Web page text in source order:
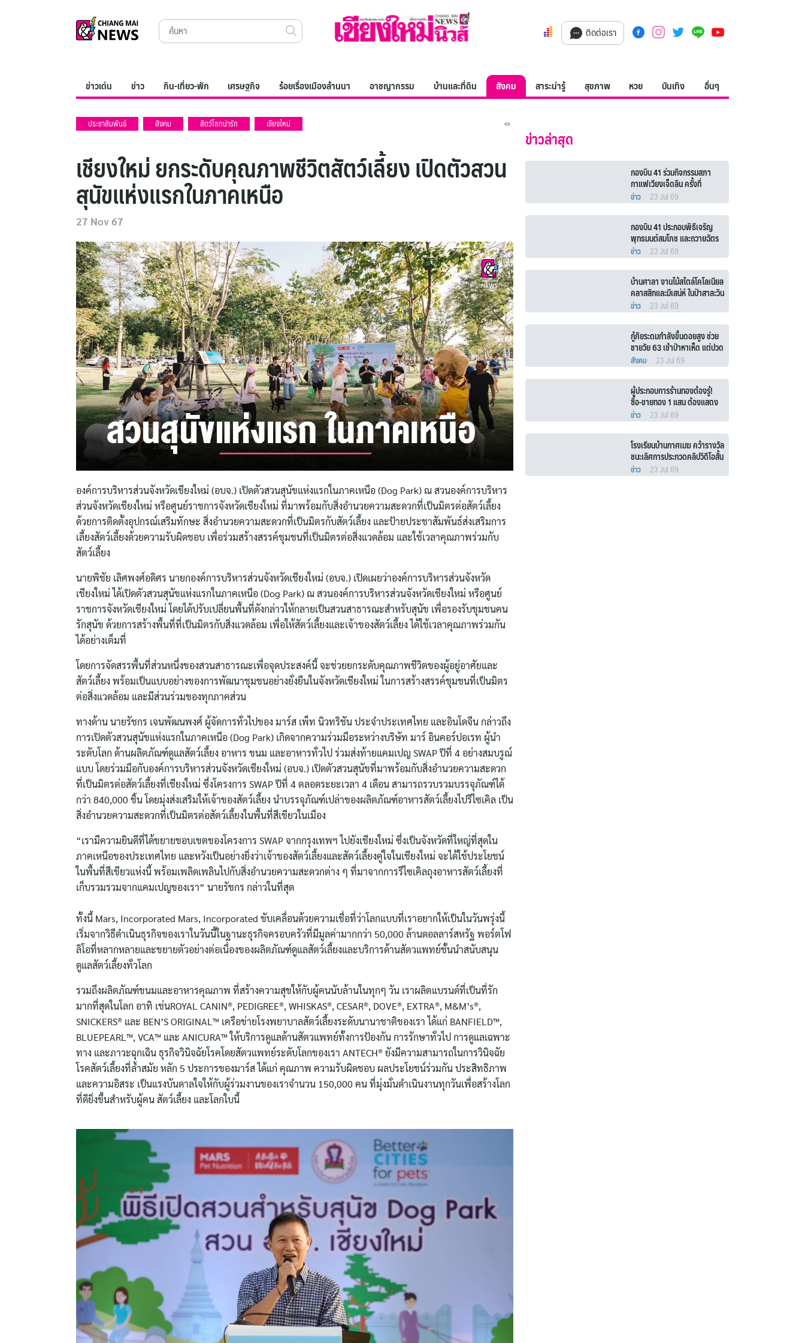
Search
for: ติดต่อเรา
Search
ข่าวเด่น ข่าว กิน-เที่ยว-พัก เศรษฐกิจ ร้อยเรื่องเมืองล้านนา อาชญากรรม บ้านและที่ดิน สังคม สาระน่ารู้ สุขภาพ หวย บันเทิง อื่นๆ
ประชาสัมพันธ์ สังคม สัตว์โลกน่ารัก เชียงใหม่
เชียงใหม่ ยกระดับคุณภาพชีวิตสัตว์เลี้ยง เปิดตัวสวน
สุนัขแห่งแรกในภาคเหนือ
27 Nov 67
องค์การบริหารส่วนจังหวัดเชียงใหม่ (อบจ.) เปิดตัวสวนสุนัขแห่งแรกในภาคเหนือ (Dog Park) ณ สวนองค์การบริหาร
ส่วนจังหวัดเชียงใหม่ หรือศูนย์ราชการจังหวัดเชียงใหม่ ที่มาพร้อมกับสิ่งอำนวยความสะดวกที่เป็นมิตรต่อสัตว์เลี้ยง
ด้วยการติดตั้งอุปกรณ์เสริมทักษะ สิ่งอำนวยความสะดวกที่เป็นมิตรกับสัตว์เลี้ยง และป้ายประชาสัมพันธ์ส่งเสริมการ
เลี้ยงสัตว์เลี้ยงด้วยความรับผิดชอบ เพื่อร่วมสร้างสรรค์ชุมชนที่เป็นมิตรต่อสิ่งแวดล้อม และใช้เวลาคุณภาพร่วมกับ
สัตว์เลี้ยง
นายพิชัย เลิศพงศ์อดิศร นายกองค์การบริหารส่วนจังหวัดเชียงใหม่ (อบจ.) เปิดเผยว่าองค์การบริหารส่วนจังหวัด
เชียงใหม่ ได้เปิดตัวสวนสุนัขแห่งแรกในภาคเหนือ (Dog Park) ณ สวนองค์การบริหารส่วนจังหวัดเชียงใหม่ หรือศูนย์
ราชการจังหวัดเชียงใหม่ โดยได้ปรับเปลี่ยนพื้นที่ดังกล่าวให้กลายเป็นสวนสาธารณะสำหรับสุนัข เพื่อรองรับชุมชนคน
รักสุนัข ด้วยการสร้างพื้นที่ที่เป็นมิตรกับสิ่งแวดล้อม เพื่อให้สัตว์เลี้ยงและเจ้าของสัตว์เลี้ยง ได้ใช้เวลาคุณภาพร่วมกัน
ได้อย่างเต็มที่
โดยการจัดสรรพื้นที่ส่วนหนึ่งของสวนสาธารณะเพื่อจุดประสงค์นี้ จะช่วยยกระดับคุณภาพชีวิตของผู้อยู่อาศัยและ
สัตว์เลี้ยง พร้อมเป็นแบบอย่างของการพัฒนาชุมชนอย่างยั่งยืนในจังหวัดเชียงใหม่ ในการสร้างสรรค์ชุมชนที่เป็นมิตร
ต่อสิ่งแวดล้อม และมีส่วนร่วมของทุกภาคส่วน
ทางด้าน นายรัชกร เจนพัฒนพงศ์ ผู้จัดการทั่วไปของ มาร์ส เพ็ท นิวทริชัน ประจำประเทศไทย และอินโดจีน กล่าวถึง
การเปิดตัวสวนสุนัขแห่งแรกในภาคเหนือ (Dog Park) เกิดจากความร่วมมือระหว่างบริษัท มาร์ อินคอร์ปอเรท ผู้นำ
ระดับโลก ด้านผลิตภัณฑ์ดูแลสัตว์เลี้ยง อาหาร ขนม และอาหารทั่วไป ร่วมส่งท้ายแคมเปญ SWAP ปีที่ 4 อย่างสมบรูณ์
แบบ โดยร่วมมือกับองค์การบริหารส่วนจังหวัดเชียงใหม่ (อบจ.) เปิดตัวสวนสุนัขที่มาพร้อมกับสิ่งอำนวยความสะดวก
ที่เป็นมิตรต่อสัตว์เลี้ยงที่เชียงใหม่ ซึ่งโครงการ SWAP ปีที่ 4 ตลอดระยะเวลา 4 เดือน สามารถรวบรวมบรรจุภัณฑ์ได้
กว่า 840,000 ชิ้น โดยมุ่งส่งเสริมให้เจ้าของสัตว์เลี้ยง นำบรรจุภัณฑ์เปล่าของผลิตภัณฑ์อาหารสัตว์เลี้ยงไปรีไซเคิล เป็น
สิ่งอำนวยความสะดวกที่เป็นมิตรต่อสัตว์เลี้ยงในพื้นที่สีเขียวในเมือง
“เรามีความยินดีที่ได้ขยายขอบเขตของโครงการ SWAP จากกรุงเทพฯ ไปยังเชียงใหม่ ซึ่งเป็นจังหวัดที่ใหญ่ที่สุดใน
ภาคเหนือของประเทศไทย และหวังเป็นอย่างยิ่งว่าเจ้าของสัตว์เลี้ยงและสัตว์เลี้ยงคู่ใจในเชียงใหม่ จะได้ใช้ประโยชน์
ในพื้นที่สีเขียวแห่งนี้ พร้อมเพลิดเพลินไปกับสิ่งอำนวยความสะดวกต่าง ๆ ที่มาจากการรีไซเคิลถุงอาหารสัตว์เลี้ยงที่
เก็บรวมรวมจากแคมเปญของเรา” นายรัชกร กล่าวในที่สุด
ทั้งนี้ Mars, Incorporated Mars, Incorporated ขับเคลื่อนด้วยความเชื่อที่ว่าโลกแบบที่เราอยากให้เป็นในวันพรุ่งนี้
เริ่มจากวิธีดำเนินธุรกิจของเราในวันนี้ในฐานะธุรกิจครอบครัวที่มีมูลค่ามากกว่า 50,000 ล้านดอลลาร์สหรัฐ พอร์ตโฟ
ลิโอที่หลากหลายและขยายตัวอย่างต่อเนื่องของผลิตภัณฑ์ดูแลสัตว์เลี้ยงและบริการด้านสัตวแพทย์ชั้นนำสนับสนุน
ดูแลสัตว์เลี้ยงทั่วโลก
รวมถึงผลิตภัณฑ์ขนมและอาหารคุณภาพ ที่สร้างความสุขให้กับผู้คนนับล้านในทุกๆ วัน เราผลิตแบรนด์ที่เป็นที่รัก
มากที่สุดในโลก อาทิ เช่นROYAL CANIN®, PEDIGREE®, WHISKAS®, CESAR®, DOVE®, EXTRA®, M&M’s®,
SNICKERS® และ BEN’S ORIGINAL™ เครือข่ายโรงพยาบาลสัตว์เลี้ยงระดับนานาชาติของเรา ได้แก่ BANFIELD™,
BLUEPEARL™, VCA™ และ ANICURA™ ให้บริการดูแลด้านสัตวแพทย์ทั้งการป้องกัน การรักษาทั่วไป การดูแลเฉพาะ
ทาง และภาวะฉุกเฉิน ธุรกิจวินิจฉัยโรคโดยสัตวแพทย์ระดับโลกของเรา ANTECH® ยังมีความสามารถในการวินิจฉัย
โรคสัตว์เลี้ยงที่ล้ำสมัย หลัก 5 ประการของมาร์ส ได้แก่ คุณภาพ ความรับผิดชอบ ผลประโยชน์ร่วมกัน ประสิทธิภาพ
และความอิสระ เป็นแรงบันดาลใจให้กับผู้ร่วมงานของเราจำนวน 150,000 คน ที่มุ่งมั่นดำเนินงานทุกวันเพื่อสร้างโลก
ที่ดียิ่งขึ้นสำหรับผู้คน สัตว์เลี้ยง และโลกใบนี้
ข่าวล่าสุด
กองบิน 41 ร่วมกิจกรรมสภา
กาแฟเวียงเจ็ดลิน ครั้งที่
7/2569
ข่าว 23 Jul 69
กองบิน 41 ประกอบพิธีเจริญ
พุทธมนต์สมโภช และถวายฉัตร
พระอุปคุต
ข่าว 23 Jul 69
บ้านศาลา งานไม้สไตล์โคโลเนียล
คลาสสิกและมีเสน่ห์ ในป่าสาละวิน
ข่าว 23 Jul 69
กู้ภัยระดมกำลังขึ้นดอยสูง ช่วย
ชายวัย 63 เข้าป่าหาเห็ด แต่ปวด
ท้องรุนแรงลุกไม่ได้
สังคม 23 Jul 69
ผู้ประกอบการร้านทองต้องรู้!
ซื้อ-ขายทอง 1 แสน ต้องแสดง
ตน 2 ล้าน (เงินสด) ร้านต้อง
รายงาน ปปง.
ข่าว 23 Jul 69
โรงเรียนบ้านกาศเมฆ คว้ารางวัล
ชนะเลิศการประกวดคลิปวิดีโอสั้น
ความปลอดภัยสถานศึกษา
ข่าว 23 Jul 69